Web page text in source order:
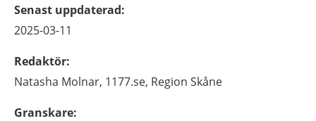
Senast uppdaterad:
2025-03-11
Redaktör:
Natasha Molnar, 1177.se, Region Skåne
Granskare: